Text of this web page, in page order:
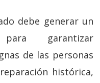
generar un
garantizar
de las personas
histórica,